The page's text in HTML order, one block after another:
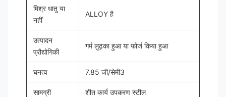
मिश्र धातु या
नहीं
ALLOY है
उत्पादन
प्रौद्योगिकी
गर्म लुढ़का हुआ या फोर्ज किया हुआ
घनत्व 7.85 जी/सेमी3
सामग्री शीत कार्य उपकरण स्टील